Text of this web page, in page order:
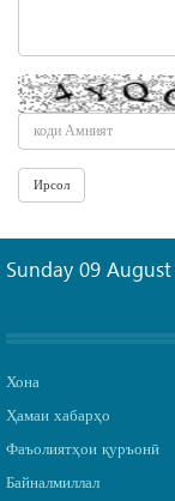
Sunday 09
Хона
Ҳамаи хабарҳо
Фаъолиятҳои қуръонӣ
Байналмиллал